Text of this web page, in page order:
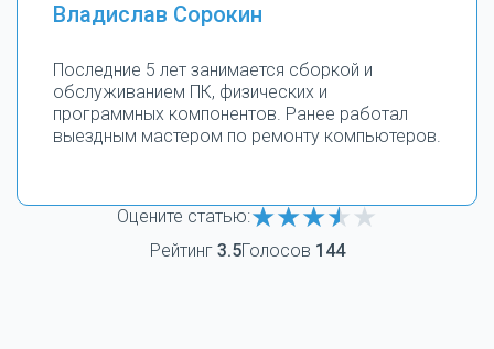
Владислав Сорокин
Последние 5 лет занимается сборкой и
обслуживанием ПК, физических и
программных компонентов. Ранее работал
выездным мастером по ремонту компьютеров.
Оцените статью:
Рейтинг 3.5Голосов 144